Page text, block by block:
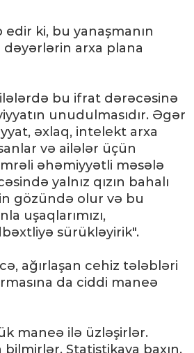
edir ki, bu yanaşmanın
arxa plana
bu ifrat dərəcəsinə
unudulmasıdır. Əgər
əxlaq, intelekt arxa
və ailələr üçün
əhəmiyyətli məsələ
yalnız qızın bahalı
gözündə olur və bu
uşaqlarımızı,
sürükləyirik".
ağırlaşan cehiz tələbləri
da ciddi maneə
maneə ilə üzləşirlər.
Statistikaya baxın.